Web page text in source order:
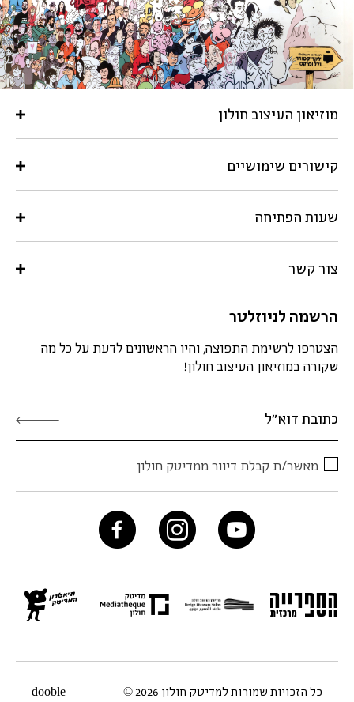
מוזיאון העיצוב חולון
קישורים שימושיים
שעות הפתיחה
צור קשר
הרשמה לניוזלטר
הצטרפו לרשימת התפוצה, והיו הראשונים לדעת על כל מה
שקורה במוזיאון העיצוב חולון!
מאשר/ת קבלת דיוור ממדיטק חולון
כל הזכויות שמורות למדיטק חולון 2026 © dooble